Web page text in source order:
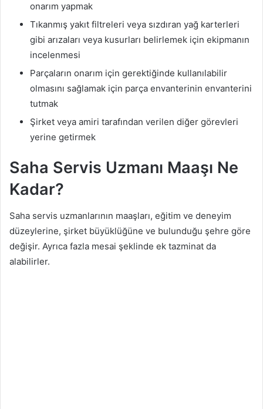
onarım yapmak
Tıkanmış yakıt filtreleri veya sızdıran yağ karterleri
gibi arızaları veya kusurları belirlemek için ekipmanın
incelenmesi
Parçaların onarım için gerektiğinde kullanılabilir
olmasını sağlamak için parça envanterinin envanterini
tutmak
Şirket veya amiri tarafından verilen diğer görevleri
yerine getirmek
Saha Servis Uzmanı Maaşı Ne
Kadar?
Saha servis uzmanlarının maaşları, eğitim ve deneyim
düzeylerine, şirket büyüklüğüne ve bulunduğu şehre göre
değişir. Ayrıca fazla mesai şeklinde ek tazminat da
alabilirler.